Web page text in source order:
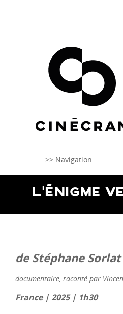
L’ÉNIGME
de Stéphane Sorlat
documentaire, raconté par
France | 2025 | 1h30